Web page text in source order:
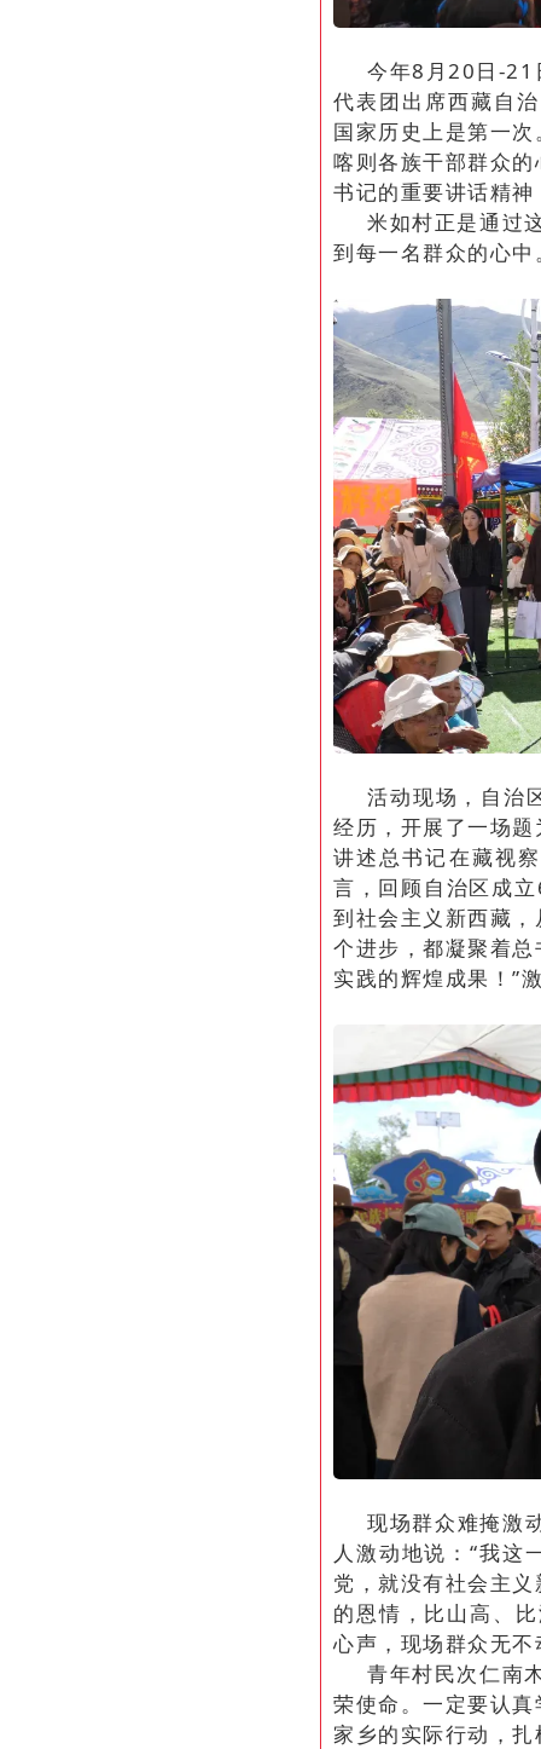
今年8月20日-21
代表团出席西藏自
国家历史上是第一次
喀则各族干部群众
书记的重要讲话精
米如村正是通过
到每一名群众的心中
活动现场，自治
经历，开展了一场
讲述总书记在藏视
言，回顾自治区成
到社会主义新西藏
个进步，都凝聚着
实践的辉煌成果！”
现场群众难掩激
人激动地说：“我这
党，就没有社会主
的恩情，比山高、
心声，现场群众无不
青年村民次仁南
荣使命。一定要认
家乡的实际行动，